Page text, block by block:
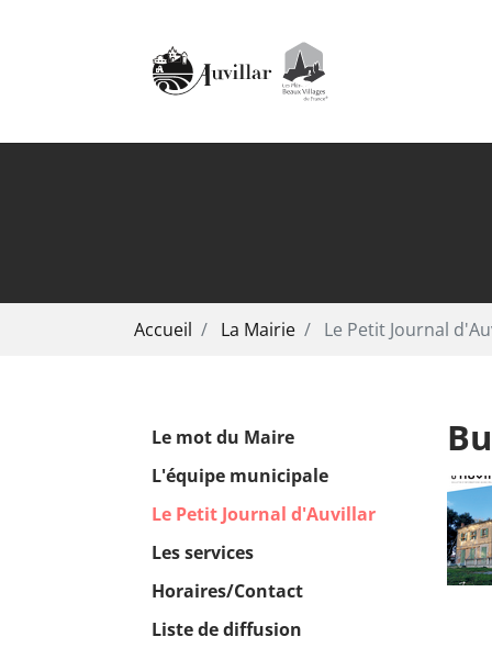
Accueil La Mairie Le Petit Journal
Le mot du Maire
L'équipe municipale
Le Petit Journal d'Auvillar(current)
Les services
Horaires/Contact
Liste de diffusion